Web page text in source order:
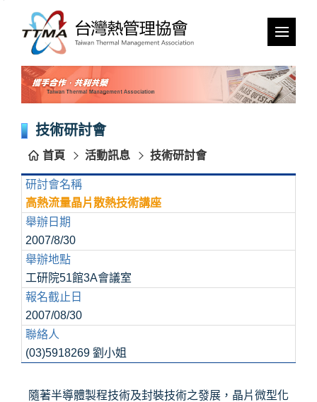
跳
技術研討會
首頁 活動訊息 技術研討會
研討會名稱
高熱流量晶片散熱技術講座
舉辦日期
2007/8/30
舉辦地點
工研院51館3A會議室
報名截止日
2007/08/30
聯絡人
(03)5918269 劉小姐
隨著半導體製程技術及封裝技術之發展，晶片微型化